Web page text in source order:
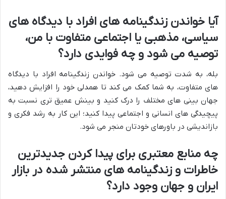
آیا خواندن زندگینامه های افراد با دیدگاه های
سیاسی، مذهبی یا اجتماعی متفاوت با من،
توصیه می شود و چه فوایدی دارد؟
بله، به شدت توصیه می شود. خواندن زندگینامه افراد با دیدگاه
های متفاوت، به شما کمک می کند تا همدلی خود را افزایش دهید،
جهان بینی های مختلف را درک کنید و بینش عمیق تری نسبت به
پیچیدگی های انسانی و اجتماعی پیدا کنید؛ این کار به رشد فکری و
بازاندیشی در باورهای خودتان منجر می شود.
چه منابع معتبری برای پیدا کردن جدیدترین
خاطرات و زندگینامه های منتشر شده در بازار
ایران و جهان وجود دارد؟